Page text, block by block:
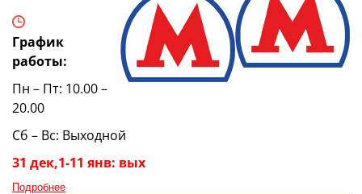
График
работы:
Пн – Пт: 10.00 –
20.00
Сб – Вс: Выходной
31 дек,1-11 янв: вых
Подробнее